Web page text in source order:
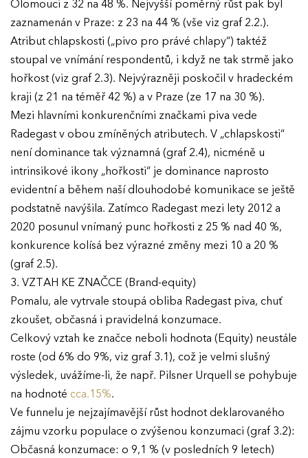
Olomouci z 32 na 48 %. Nejvyšší poměrný růst pak byl
zaznamenán v Praze: z 23 na 44 % (vše viz graf 2.2.).
Atribut chlapskosti („pivo pro právé chlapy“) taktéž
stoupal ve vnímání respondentů, i když ne tak strmě jako
hořkost (viz graf 2.3). Nejvýrazněji poskočil v hradeckém
kraji (z 21 na téměř 42 %) a v Praze (ze 17 na 30 %).
Mezi hlavními konkurenčními značkami piva vede
Radegast v obou zmíněných atributech. V „chlapskosti“
není dominance tak významná (graf 2.4), nicméně u
intrinsikové ikony „hořkosti“ je dominance naprosto
evidentní a během naší dlouhodobé komunikace se ještě
podstatně navýšila. Zatímco Radegast mezi lety 2012 a
2020 posunul vnímaný punc hořkosti z 25 % nad 40 %,
konkurence kolísá bez výrazné změny mezi 10 a 20 %
(graf 2.5).
3. VZTAH KE ZNAČCE (Brand-equity)
Pomalu, ale vytrvale stoupá obliba Radegast piva, chuť
zkoušet, občasná i pravidelná konzumace.
Celkový vztah ke značce neboli hodnota (Equity) neustále
roste (od 6% do 9%, viz graf 3.1), což je velmi slušný
výsledek, uvážíme-li, že např. Pilsner Urquell se pohybuje
na hodnoté cca.15%.
Ve funnelu je nejzajímavější růst hodnot deklarovaného
zájmu vzorku populace o zvýšenou konzumaci (graf 3.2):
Občasná konzumace: o 9,1 % (v posledních 9 letech)